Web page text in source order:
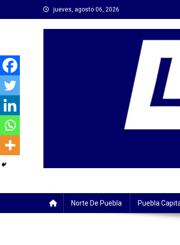
al
jueves, agosto 06, 2026
Norte De Puebla Puebla